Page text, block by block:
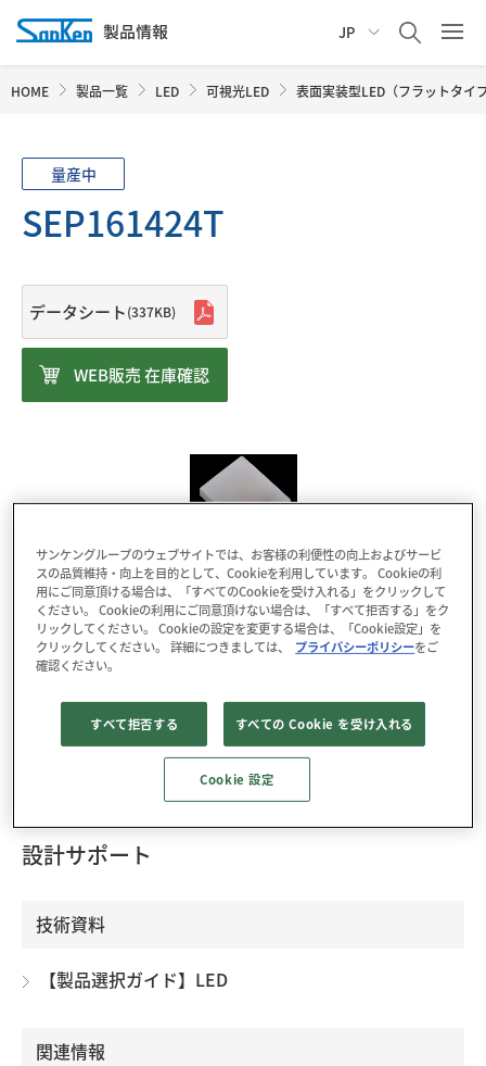
JP
HOME 製品一覧 LED 可視光LED 表面実装型LED（フラットタイ
量産中
SEP161424T
パッケージ : L×W×H： 3.5×2.8×1.2mm
RoHS : YES
データシート(337KB)
WEB販売 在庫確認
SEP161424Tは、深赤色の表面実装型LEDです。検査用
光源や装飾用光源などのLED照明に最適です。
データダウンロード
3D CADデータ 梱包仕様
設計サポート
技術資料
【製品選択ガイド】LED
関連情報
サンケングループのウェブサイトでは、お客様の利便性の向上およびサービ
スの品質維持・向上を目的として、Cookieを利用しています。 Cookieの利
用にご同意頂ける場合は、「すべてのCookieを受け入れる」をクリックして
ください。 Cookieの利用にご同意頂けない場合は、「すべて拒否する」をク
リックしてください。 Cookieの設定を変更する場合は、「Cookie設定」を
クリックしてください。 詳細につきましては、
プライバシーポリシーをご
確認ください。
すべて拒否する すべての Cookie を受け入れる
Cookie 設定